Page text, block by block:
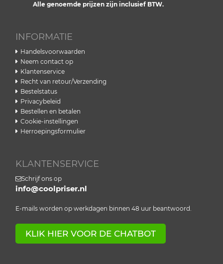
Alle genoemde prijzen zijn inclusief BTW.
INFORMATIE
Handelsvoorwaarden
Neem contact op
Klantenservice
Recht van retour/Verzending
Bestelstatus
Privacybeleid
Bestellen en betalen
Cookie-instellingen
Herroepingsformulier
KLANTENSERVICE
Schrijf ons op
info@coolpriser.nl
E-mails worden op werkdagen binnen 48 uur beantwoord.
KLIK HIER VOOR DE CHATBOT